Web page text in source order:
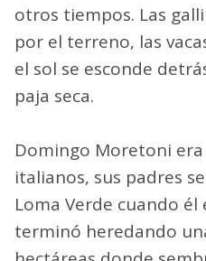
otros tiempos. Las
por el terreno, las
el sol se esconde
paja seca.
Domingo Moretoni
italianos, sus padres
Loma Verde cuando
terminó heredando